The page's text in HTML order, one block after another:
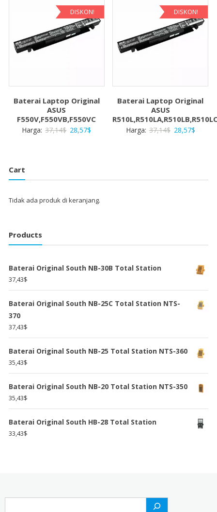
28,57$.
28,57$.
DISKON!
Baterai Laptop Original
ASUS
F550V,F550VB,F550VC
Harga: 37,14$ Harga
28,57$
28,57$.
DISKON!
Baterai Laptop Original
ASUS
Harga: 37,14$ Harga
28,57$Harga
28,57$.
Cart
Tidak ada produk di keranjang.
Products
Baterai Original South NB-30B Total Station
37,43$
Baterai Original South NB-25C Total Station NTS-
370
37,43$
Baterai Original South NB-25 Total Station NTS-360
35,43$
Baterai Original South NB-20 Total Station NTS-350
35,43$
Baterai Original South HB-28 Total Station
33,43$